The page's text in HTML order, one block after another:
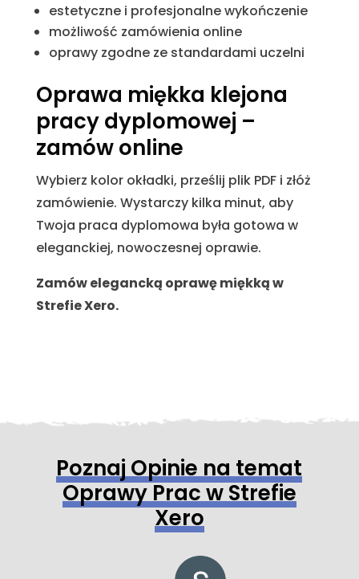
estetyczne i profesjonalne wykończenie
możliwość zamówienia online
oprawy zgodne ze standardami uczelni
Oprawa miękka klejona
pracy dyplomowej –
zamów online
Wybierz kolor okładki, prześlij plik PDF i złóż
zamówienie. Wystarczy kilka minut, aby
Twoja praca dyplomowa była gotowa w
eleganckiej, nowoczesnej oprawie.
Zamów elegancką oprawę miękką w
Strefie Xero.
Poznaj Opinie na temat
Oprawy Prac w Strefie
Xero